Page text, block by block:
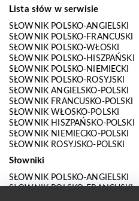
Lista słów w serwisie
SŁOWNIK POLSKO-ANGIELSKI
SŁOWNIK POLSKO-FRANCUSKI
SŁOWNIK POLSKO-WŁOSKI
SŁOWNIK POLSKO-HISZPAŃSKI
SŁOWNIK POLSKO-NIEMIECKI
SŁOWNIK POLSKO-ROSYJSKI
SŁOWNIK ANGIELSKO-POLSKI
SŁOWNIK FRANCUSKO-POLSKI
SŁOWNIK WŁOSKO-POLSKI
SŁOWNIK HISZPAŃSKO-POLSKI
SŁOWNIK NIEMIECKO-POLSKI
SŁOWNIK ROSYJSKO-POLSKI
Słowniki
SŁOWNIK POLSKO-ANGIELSKI
SŁOWNIK POLSKO-FRANCUSKI